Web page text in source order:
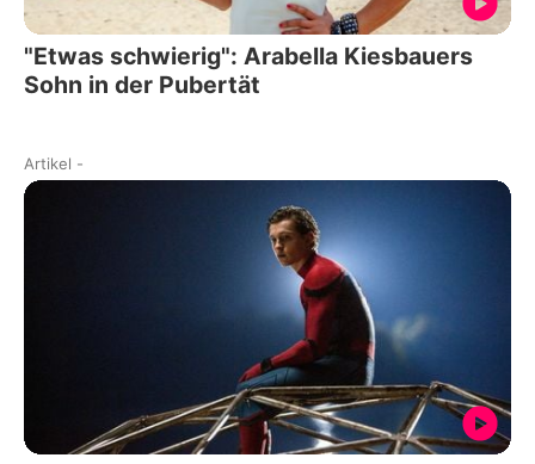
"Etwas schwierig": Arabella Kiesbauers
Sohn in der Pubertät
Artikel -